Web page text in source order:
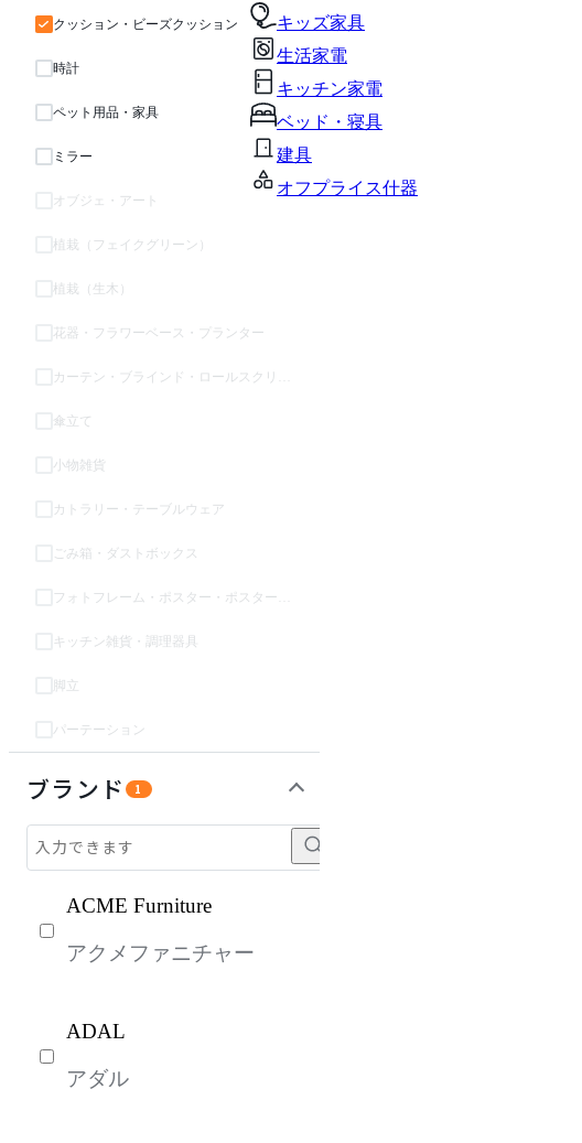
キッズ家具
生活家電
キッチン家電
ベッド・寝具
建具
オフプライス什器
クッション・ビーズクッション
時計
ペット用品・家具
ミラー
オブジェ・アート
植栽（フェイクグリーン）
植栽（生木）
花器・フラワーベース・プランター
傘立て
小物雑貨
カトラリー・テーブルウェア
ごみ箱・ダストボックス
キッチン雑貨・調理器具
脚立
パーテーション
ブランド 1
ACME Furniture
アクメファニチャー
ADAL
アダル